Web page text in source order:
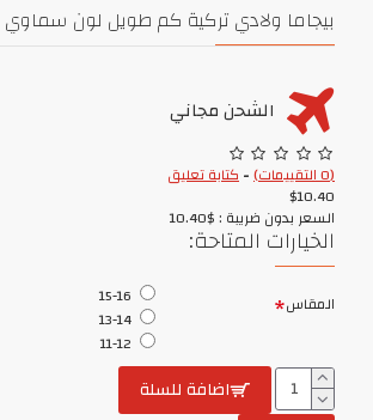
بيجاما ولادي تركية كم طويل لون سماوي
الشحن مجاني
(0 التقييمات) -كتابة تعليق
$10.40
السعر بدون ضريبة : $10.40
الخيارات المتاحة:
المقاس
15-16
13-14
11-12
اضافة للسلة